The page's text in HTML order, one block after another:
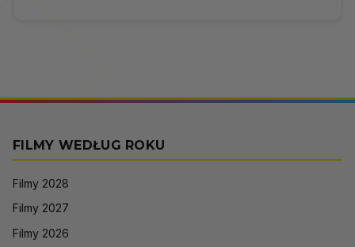
FILMY WEDŁUG ROKU
Filmy 2028
Filmy 2027
Filmy 2026